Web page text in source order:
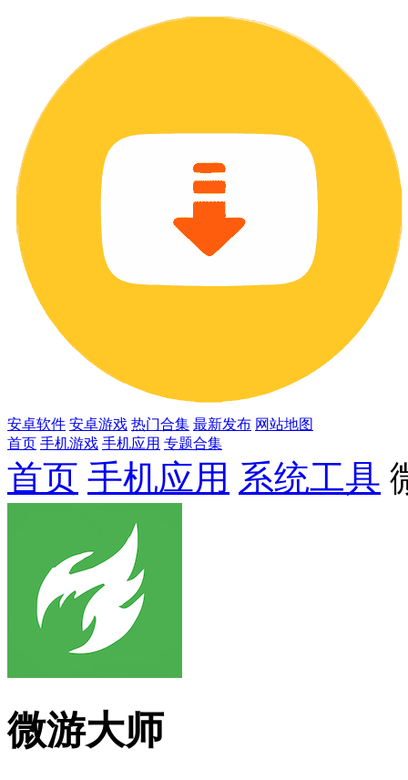
安卓软件 安卓游戏 热门合集 最新发布 网站地图
首页 手机游戏 手机应用 专题合集
首页 手机应用 系统工具
微游大师